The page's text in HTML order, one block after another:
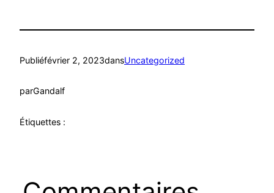
Publiéfévrier 2, 2023dansUncategorized
parGandalf
Étiquettes :